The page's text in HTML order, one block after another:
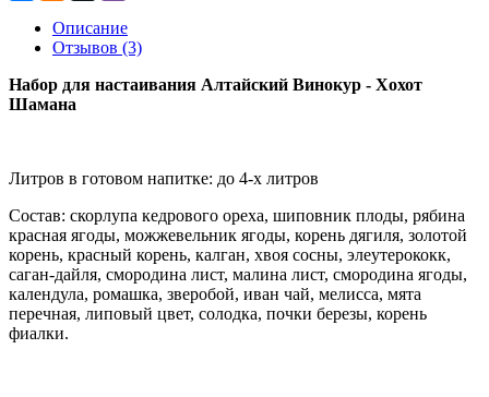
Описание
Отзывов (3)
Набор для настаивания Алтайский Винокур - Хохот
Шамана
Литров в готовом напитке: до 4-х литров
Состав: скорлупа кедрового ореха, шиповник плоды, рябина
красная ягоды, можжевельник ягоды, корень дягиля, золотой
корень, красный корень, калган, хвоя сосны, элеутерококк,
саган-дайля, смородина лист, малина лист, смородина ягоды,
календула, ромашка, зверобой, иван чай, мелисса, мята
перечная, липовый цвет, солодка, почки березы, корень
фиалки.